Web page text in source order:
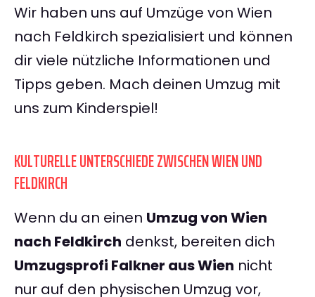
Wir haben uns auf Umzüge von Wien
nach Feldkirch spezialisiert und können
dir viele nützliche Informationen und
Tipps geben. Mach deinen Umzug mit
uns zum Kinderspiel!
KULTURELLE UNTERSCHIEDE ZWISCHEN WIEN UND
FELDKIRCH
Wenn du an einen Umzug von Wien
nach Feldkirch denkst, bereiten dich
Umzugsprofi Falkner aus Wien nicht
nur auf den physischen Umzug vor,